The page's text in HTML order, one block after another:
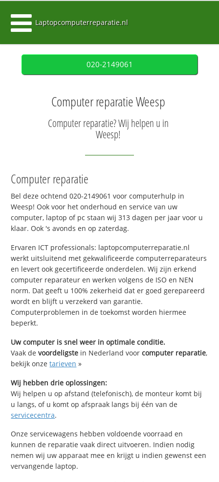
Laptopcomputerreparatie.nl
020-2149061
Computer reparatie Weesp
Computer reparatie? Wij helpen u in
Weesp!
Computer reparatie
Bel deze ochtend 020-2149061 voor computerhulp in
Weesp! Ook voor het onderhoud en service van uw
computer, laptop of pc staan wij 313 dagen per jaar voor u
klaar. Ook 's avonds en op zaterdag.
Ervaren ICT professionals: laptopcomputerreparatie.nl
werkt uitsluitend met gekwalificeerde computerreparateurs
en levert ook gecertificeerde onderdelen. Wij zijn erkend
computer reparateur en werken volgens de ISO en NEN
norm. Dat geeft u 100% zekerheid dat er goed gerepareerd
wordt en blijft u verzekerd van garantie.
Computerproblemen in de toekomst worden hiermee
beperkt.
Uw computer is snel weer in optimale conditie.
Vaak devoordeligste in Nederland voorcomputer reparatie,
bekijk onzetarieven »
Wij hebben drie oplossingen:
Wij helpen u op afstand (telefonisch), de monteur komt bij
u langs, of u komt op afspraak langs bij één van de
servicecentra.
Onze servicewagens hebben voldoende voorraad en
kunnen de reparatie vaak direct uitvoeren. Indien nodig
nemen wij uw apparaat mee en krijgt u indien gewenst een
vervangende laptop.